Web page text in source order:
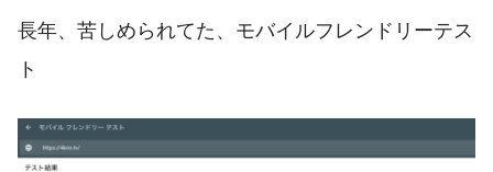
長年、苦しめられてた、モバイルフレンドリーテス
ト